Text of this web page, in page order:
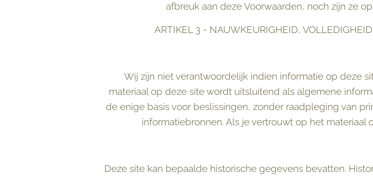
afbreuk aan deze Voorwaarden, noch zijn ze
ARTIKEL 3 - NAUWKEURIGHEID,
Wij zijn niet verantwoordelijk indien informatie op deze
materiaal op deze site wordt uitsluitend als algemene
de enige basis voor beslissingen, zonder raadpleging van
informatiebronnen. Als je vertrouwt op het materiaal
Deze site kan bepaalde historische gegevens bevatten.